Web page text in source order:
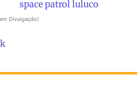
Divulgação)